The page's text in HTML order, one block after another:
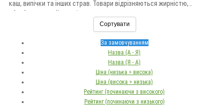
каш, випічки та інших страв. Товари відрізняються жирністю,
обробленням, об’ємом і видом пакування.
Перед купівлею вивчайте склад, дату виробництва, строк придатності
доставкою по Україні.
Сортувати
За замовчуванням
Назва (А - Я)
Назва (Я - А)
Ціна (низька > висока)
Ціна (висока > низька)
Рейтинг (починаючи з високого)
Рейтинг (починаючи з низького)